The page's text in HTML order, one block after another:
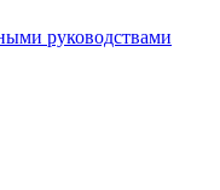
руководствами